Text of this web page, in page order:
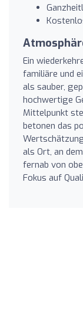
Ein
familiäre und
als sauber,
hochwertige
Mittelpunkt
betonen das
als Ort, an
fernab von
Fokus auf